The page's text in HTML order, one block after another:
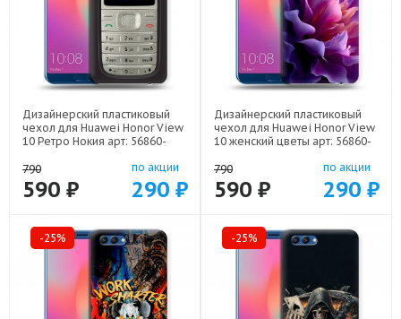
Дизайнерский пластиковый
чехол для Huawei Honor View
10 Ретро Нокия арт: 56860-
790
590 ₽
по акции
290 ₽
Дизайнерский пластиковый
чехол для Huawei Honor View
10 женский цветы арт: 56860-
790
590 ₽
по акции
290 ₽
-25% -25%